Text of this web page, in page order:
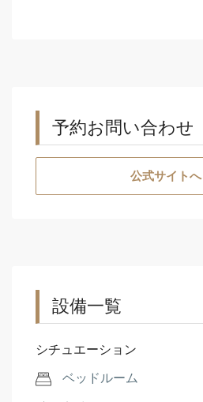
予約お問い合わせ
公式サイトへ
設備一覧
シチュエーション
ベッドルーム